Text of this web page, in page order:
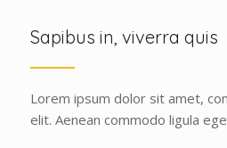
Sapibus in, viverra quis
Lorem ipsum dolor sit amet,
elit. Aenean commodo ligula